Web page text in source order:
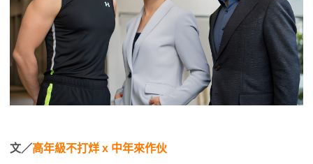
文／高年級不打烊 x 中年來作伙